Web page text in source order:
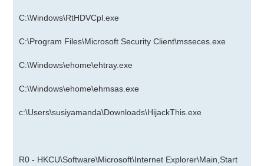
C:\Windows\RtHDVCpl.exe
C:\Program Files\Microsoft Security Client\msseces.exe
C:\Windows\ehome\ehtray.exe
C:\Windows\ehome\ehmsas.exe
c:\Users\susiyamanda\Downloads\HijackThis.exe
R0 - HKCU\Software\Microsoft\Internet Explorer\Main,Start